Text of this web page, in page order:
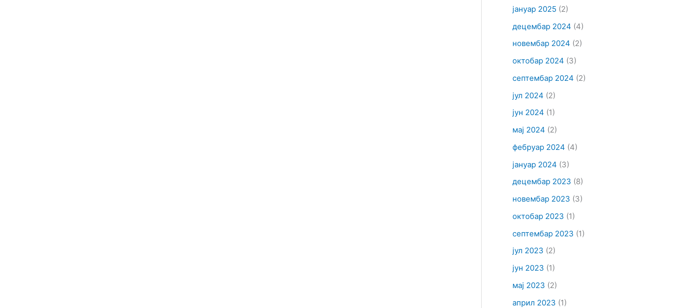
јануар 2025 (2)
децембар 2024 (4)
новембар 2024 (2)
октобар 2024 (3)
септембар 2024 (2)
јул 2024 (2)
јун 2024 (1)
мај 2024 (2)
фебруар 2024 (4)
јануар 2024 (3)
децембар 2023 (8)
новембар 2023 (3)
октобар 2023 (1)
септембар 2023 (1)
јул 2023 (2)
јун 2023 (1)
мај 2023 (2)
април 2023 (1)